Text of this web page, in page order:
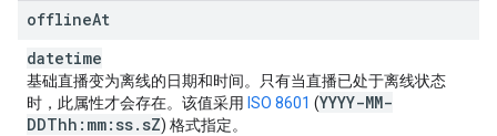
offlineAt
datetime
基础直播变为离线的日期和时间。只有当直播已处于离线状态
时，此属性才会存在。该值采用 ISO 8601 (YYYY-MM-
DDThh:mm:ss. sZ) 格式指定。